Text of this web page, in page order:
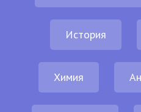
История
Химия